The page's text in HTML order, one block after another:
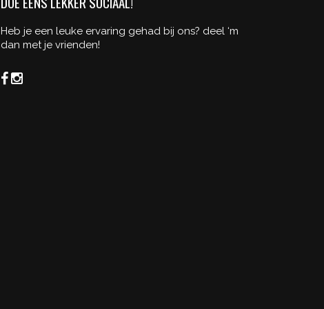
Heb je een leuke ervaring gehad bij ons? deel ‘m
dan met je vrienden!